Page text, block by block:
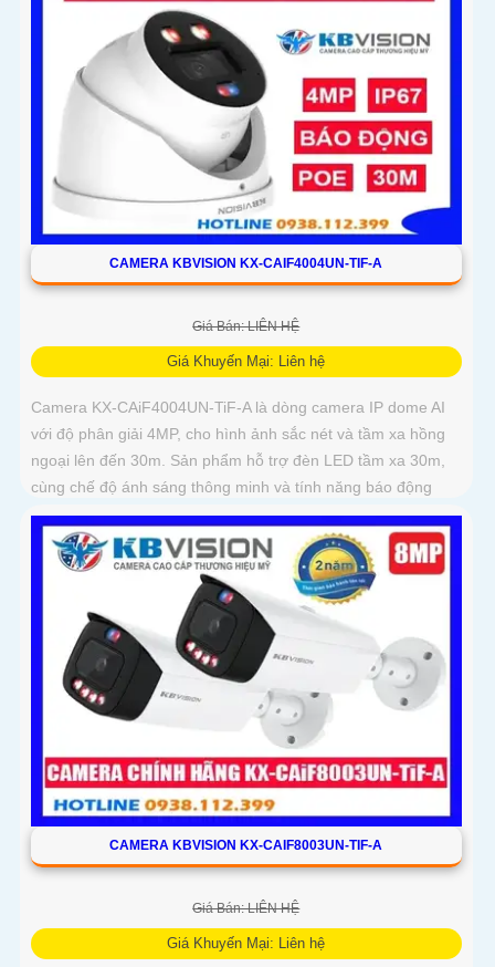
CAMERA KBVISION KX-CAIF4004UN-TIF-A
Giá Bán: LIÊN HỆ
Giá Khuyến Mại: Liên hệ
Camera KX-CAiF4004UN-TiF-A là dòng camera IP dome AI
với độ phân giải 4MP, cho hình ảnh sắc nét và tầm xa hồng
ngoại lên đến 30m. Sản phẩm hỗ trợ đèn LED tầm xa 30m,
cùng chế độ ánh sáng thông minh và tính năng báo động
chủ động bằng đèn LED xanh đỏ và còi hú 110dB
CAMERA KBVISION KX-CAIF8003UN-TIF-A
Giá Bán: LIÊN HỆ
Giá Khuyến Mại: Liên hệ